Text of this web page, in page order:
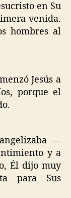
en Su
venida.
hombres al
Jesús a
porque el
—
y a
Él dijo muy
para Sus